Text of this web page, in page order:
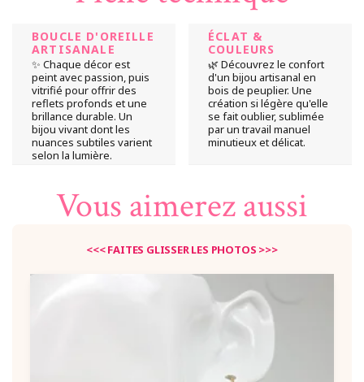
BOUCLE D'OREILLE
ARTISANALE
✨ Chaque décor est
peint avec passion, puis
vitrifié pour offrir des
reflets profonds et une
brillance durable. Un
bijou vivant dont les
nuances subtiles varient
selon la lumière.
ÉCLAT &
COULEURS
🌿 Découvrez le confort
d'un bijou artisanal en
bois de peuplier. Une
création si légère qu'elle
se fait oublier, sublimée
par un travail manuel
minutieux et délicat.
Vous aimerez aussi